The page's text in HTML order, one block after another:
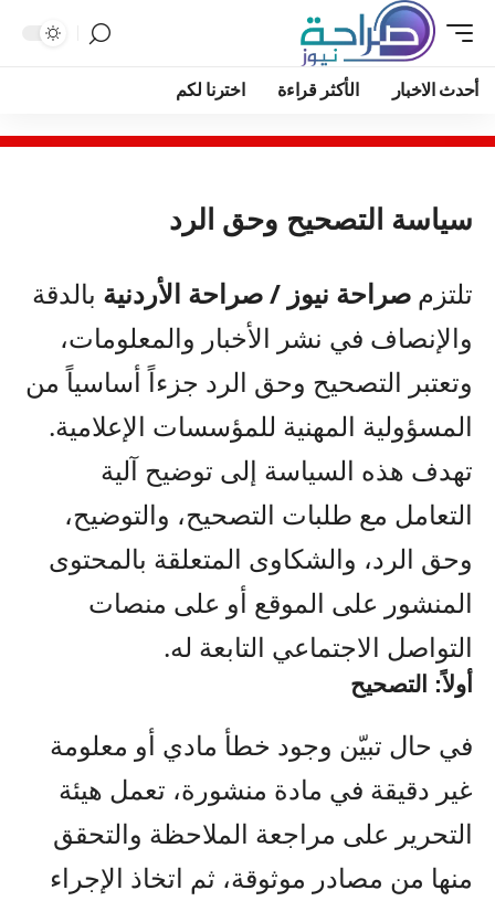
أحدث الاخبار الأكثر قراءة اخترنا لكم
سياسة التصحيح وحق الرد
تلتزم صراحة نيوز / صراحة الأردنية بالدقة
والإنصاف في نشر الأخبار والمعلومات،
وتعتبر التصحيح وحق الرد جزءاً أساسياً من
المسؤولية المهنية للمؤسسات الإعلامية.
تهدف هذه السياسة إلى توضيح آلية
التعامل مع طلبات التصحيح، والتوضيح،
وحق الرد، والشكاوى المتعلقة بالمحتوى
المنشور على الموقع أو على منصات
التواصل الاجتماعي التابعة له.
أولاً: التصحيح
في حال تبيّن وجود خطأ مادي أو معلومة
غير دقيقة في مادة منشورة، تعمل هيئة
التحرير على مراجعة الملاحظة والتحقق
منها من مصادر موثوقة، ثم اتخاذ الإجراء